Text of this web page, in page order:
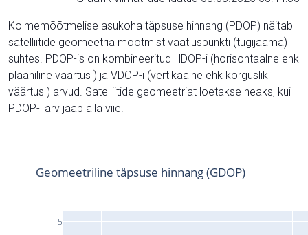
Kolmemõõtmelise asukoha täpsuse hinnang (PDOP) näitab
satelliitide geomeetria mõõtmist vaatluspunkti (tugijaama)
suhtes. PDOP-is on kombineeritud HDOP-i (horisontaalne ehk
plaaniline väärtus ) ja VDOP-i (vertikaalne ehk kõrguslik
väärtus ) arvud. Satelliitide geomeetriat loetakse heaks, kui
PDOP-i arv jääb alla viie.
5
Geomeetriline täpsuse hinnang (GDOP)